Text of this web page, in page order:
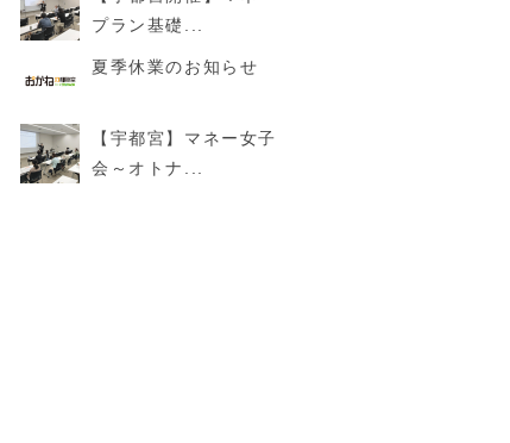
プラン基礎...
夏季休業のお知らせ
【宇都宮】マネー女子
会～オトナ...